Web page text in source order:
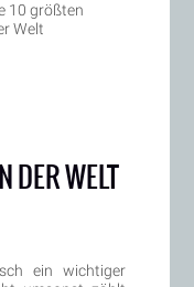
10 größten
Welt
WELT
ein wichtiger